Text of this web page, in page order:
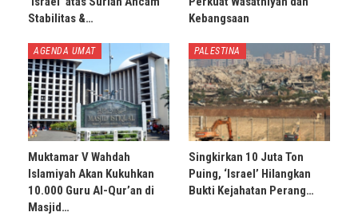
Stabilitas &…
Kebangsaan
AGENDA UMAT
Muktamar V Wahdah
Islamiyah Akan Kukuhkan
10.000 Guru Al-Qur’an di
Masjid…
PALESTINA
Singkirkan 10 Juta Ton
Puing, ‘Israel’ Hilangkan
Bukti Kejahatan Perang…